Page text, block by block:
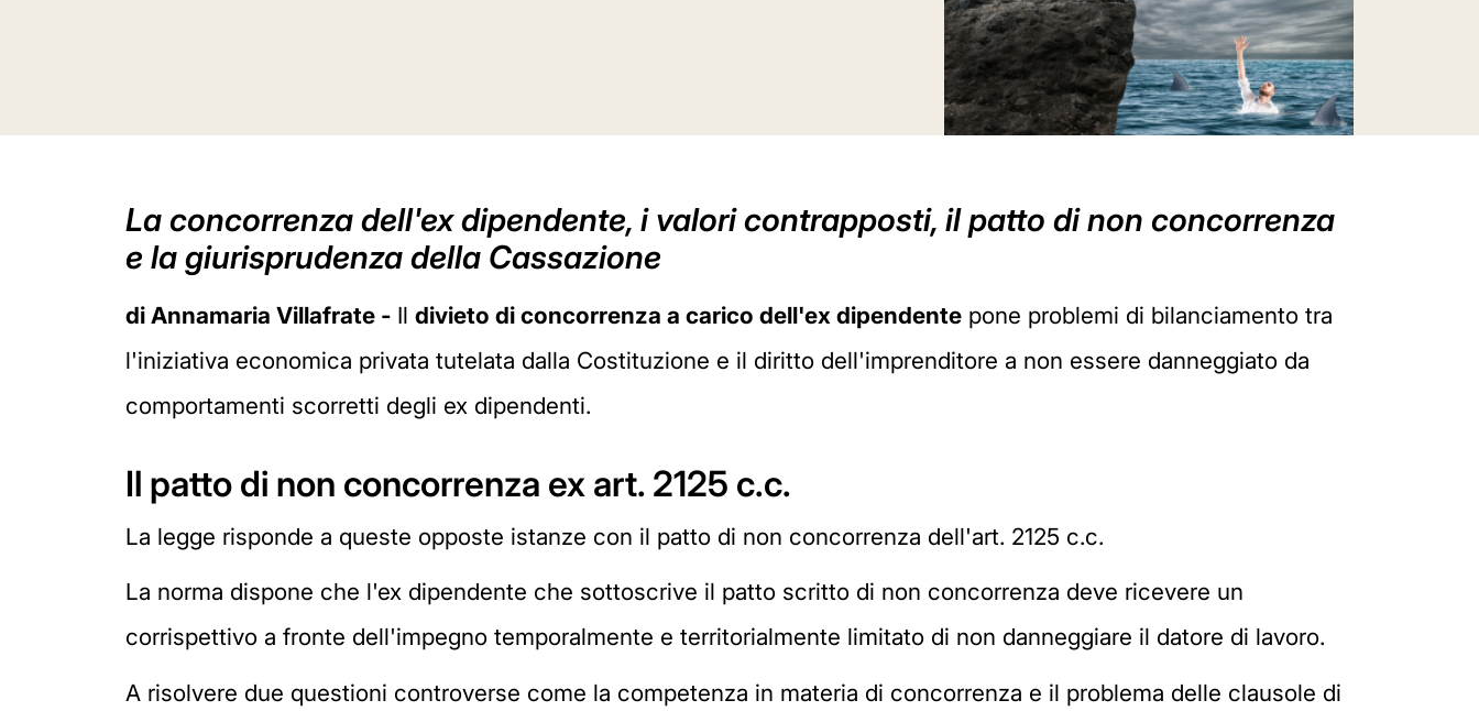
La concorrenza dell'ex dipendente, i valori contrapposti, il patto di non concorrenza
e la giurisprudenza della Cassazione
di Annamaria Villafrate - Il divieto di concorrenza a carico dell'ex dipendente pone problemi di bilanciamento tra
l'iniziativa economica privata tutelata dalla Costituzione e il diritto dell'imprenditore a non essere danneggiato da
comportamenti scorretti degli ex dipendenti.
Il patto di non concorrenza ex art. 2125 c.c.
La legge risponde a queste opposte istanze con il patto di non concorrenza dell'art. 2125 c.c.
La norma dispone che l'ex dipendente che sottoscrive il patto scritto di non concorrenza deve ricevere un
corrispettivo a fronte dell'impegno temporalmente e territorialmente limitato di non danneggiare il datore di lavoro.
A risolvere due questioni controverse come la competenza in materia di concorrenza e il problema delle clausole di